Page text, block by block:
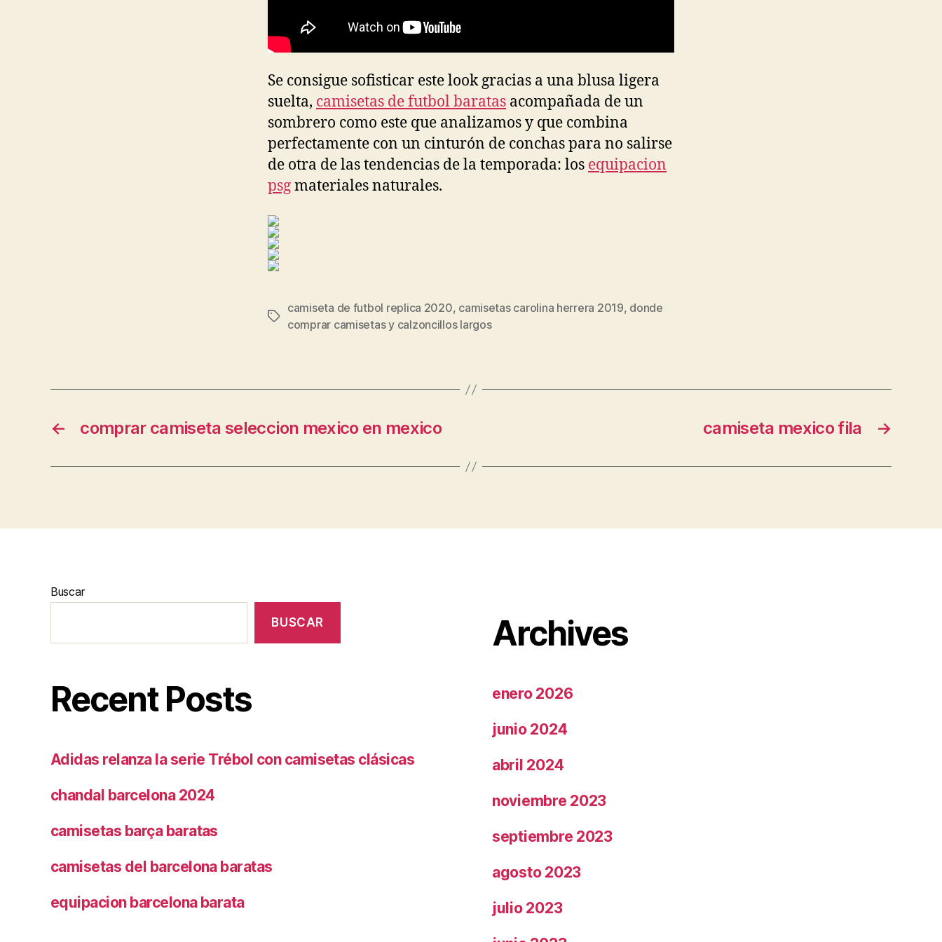
Se consigue sofisticar este look gracias a una blusa ligera
suelta, camisetas de futbol baratas acompañada de un
sombrero como este que analizamos y que combina
perfectamente con un cinturón de conchas para no salirse
de otra de las tendencias de la temporada: los equipacion
psgmateriales naturales.
Etiquetas
camiseta de futbol replica 2020, camisetas carolina herrera 2019, donde
comprar camisetas y calzoncillos largos
← comprar camiseta seleccion mexico en mexico →
camiseta mexico fila
Buscar
BUSCAR
Recent Posts
Adidas relanza la serie Trébol con camisetas clásicas
chandal barcelona 2024
camisetas barça baratas
camisetas del barcelona baratas
equipacion barcelona barata
Archives
enero 2026
junio 2024
abril 2024
noviembre 2023
septiembre 2023
agosto 2023
julio 2023